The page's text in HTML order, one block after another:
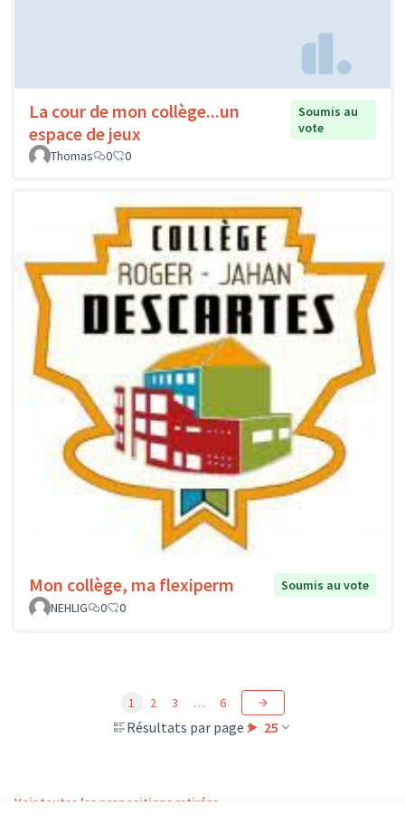
La cour de mon collège...un
espace de jeux
Soumis au
vote
Thomas
0 0
Mon collège, ma flexiperm
Soumis au vote
NEHLIG
0 0
Résultats par page : 25
1 2 3 … 6
Voir toutes les propositions retirées